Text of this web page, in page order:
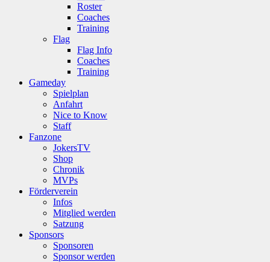
Roster
Coaches
Training
Flag
Flag Info
Coaches
Training
Gameday
Spielplan
Anfahrt
Nice to Know
Staff
Fanzone
JokersTV
Shop
Chronik
MVPs
Förderverein
Infos
Mitglied werden
Satzung
Sponsors
Sponsoren
Sponsor werden